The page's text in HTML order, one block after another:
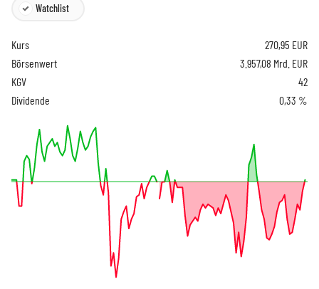
Watchlist
Kurs 270,95 EUR
Börsenwert
3.957,08 Mrd. EUR
KGV
42
Dividende
0,33 %